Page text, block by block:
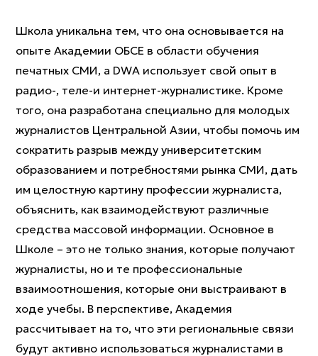
Школа уникальна тем, что она основывается на
опыте Академии ОБСЕ в области обучения
печатных СМИ, а DWA использует свой опыт в
радио-, теле-и интернет-журналистике. Кроме
того, она разработана специально для молодых
журналистов Центральной Азии, чтобы помочь им
сократить разрыв между университетским
образованием и потребностями рынка СМИ, дать
им целостную картину профессии журналиста,
объяснить, как взаимодействуют различные
средства массовой информации. Основное в
Школе – это не только знания, которые получают
журналисты, но и те профессиональные
взаимоотношения, которые они выстраивают в
ходе учебы. В перспективе, Академия
рассчитывает на то, что эти региональные связи
будут активно использоваться журналистами в